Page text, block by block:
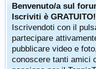
Benvenuto/a sul
Iscriviti è GRATUITO!
Iscrivendoti con il
partecipare
pubblicare video e
conoscere tanti amici